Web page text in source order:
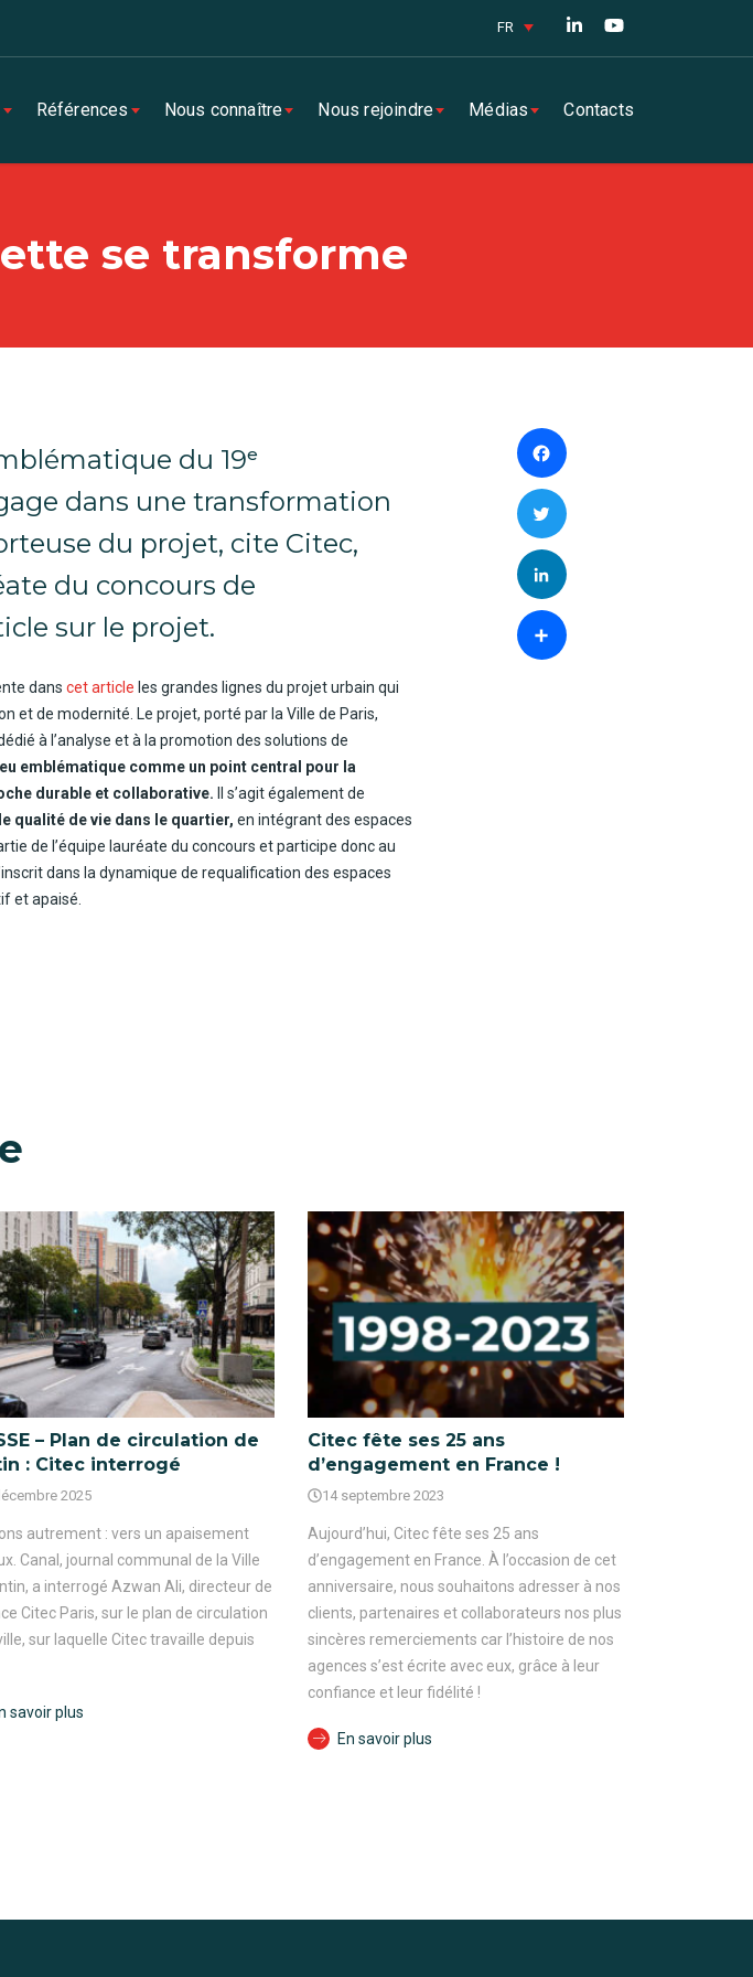
FR
Références Nous connaître Nous rejoindre Médias Contacts
se transforme
du 19ᵉ
dans une transformation
du projet, cite Citec,
du concours de
sur le projet.
dans cet article les grandes lignes du projet urbain qui
et de modernité . Le projet, porté par la Ville de Paris,
à l’analyse et à la promotion des solutions de
emblématique comme un point central pour la
durable et collaborative. Il s’agit également de
qualité de vie dans le quartier, en intégrant des espaces
de l’équipe lauréate du concours et participe donc au
dans la dynamique de requalification des espaces
et apaisé.
Facebook
Twitter
LinkedIn
Partager
– Plan de circulation de
: Citec interrogé
2025
autrement : vers un apaisement
Canal, journal communal de la Ville
a interrogé Azwan Ali, directeur de
Citec Paris, sur le plan de circulation
sur laquelle Citec travaille depuis
savoir plus
Citec fête ses 25 ans
d’engagement en France !
14 septembre 2023
Aujourd’hui, Citec fête ses 25 ans
d’engagement en France. À l’occasion de cet
anniversaire, nous souhaitons adresser à nos
clients, partenaires et collaborateurs nos plus
sincères remerciements car l’histoire de nos
agences s’est écrite avec eux, grâce à leur
confiance et leur fidélité !
En savoir plus